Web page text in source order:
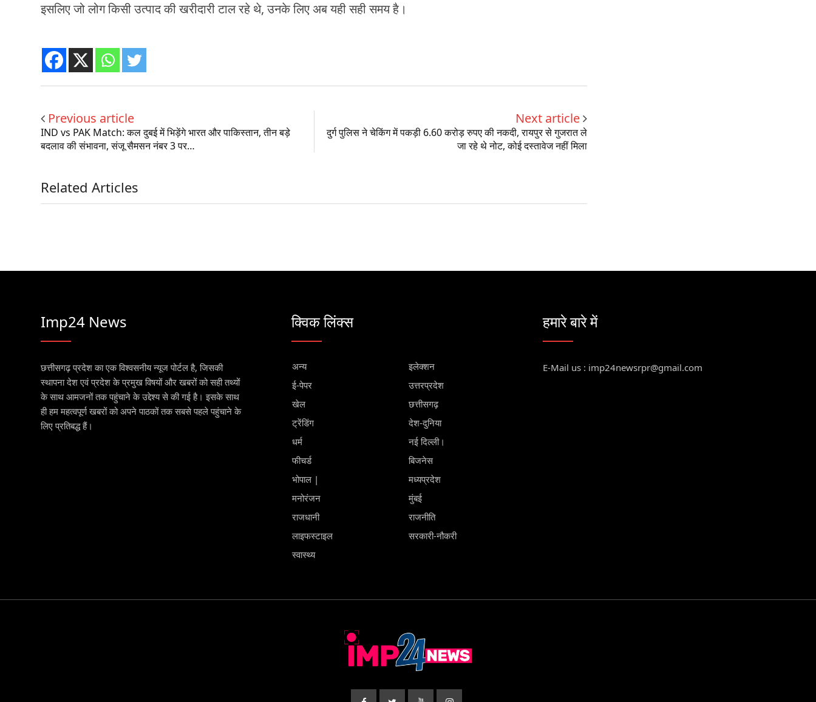
इसलिए जो लोग किसी उत्पाद की खरीदारी टाल रहे थे, उनके लिए अब यही सही समय है।
Previous article
IND vs PAK Match: कल दुबई में भिड़ेंगे भारत और पाकिस्तान, तीन बड़े
बदलाव की संभावना, संजू सैमसन नंबर 3 पर…
Next article
दुर्ग पुलिस ने चेकिंग में पकड़ी 6.60 करोड़ रुपए की नकदी, रायपुर से गुजरात ले
जा रहे थे नोट, कोई दस्तावेज नहीं मिला
Related Articles
Imp24 News
छत्तीसगढ़ प्रदेश का एक विश्वसनीय न्यूज पोर्टल है, जिसकी
स्थापना देश एवं प्रदेश के प्रमुख विषयों और खबरों को सही तथ्यों
के साथ आमजनों तक पहुंचाने के उद्देश्य से की गई है। इसके साथ
ही हम महत्वपूर्ण खबरों को अपने पाठकों तक सबसे पहले पहुंचाने के
लिए प्रतिबद्ध हैं।
क्विक लिंक्स
अन्य
इलेक्शन
ई-पेपर
उत्तरप्रदेश
खेल
छत्तीसगढ़
ट्रेंडिंग
देश-दुनिया
धर्म
नई दिल्ली।
फीचर्ड
बिजनेस
भोपाल |
मध्यप्रदेश
मनोरंजन
मुंबई
राजधानी
राजनीति
लाइफस्टाइल
सरकारी-नौकरी
स्वास्थ्य
हमारे बारे में
E-Mail us : imp24newsrpr@gmail.com